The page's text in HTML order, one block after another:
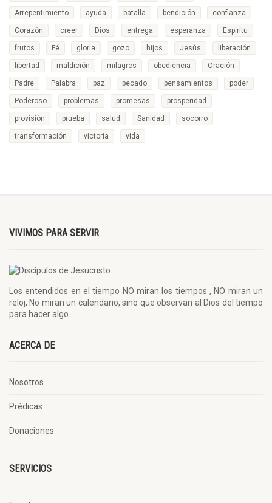
Arrepentimiento ayuda batalla bendición confianza
Corazón creer Dios entrega esperanza Espíritu
frutos Fé gloria gozo hijos Jesús liberación
libertad maldición milagros obediencia Oración
Padre Palabra paz pecado pensamientos poder
Poderoso problemas promesas prosperidad
provisión prueba salud Sanidad socorro
transformación victoria vida
VIVIMOS PARA SERVIR
Los entendidos en el tiempo NO miran los tiempos , NO miran un
reloj, No miran un calendario, sino que observan al Dios del tiempo
para hacer algo.
ACERCA DE
Nosotros
Prédicas
Donaciones
SERVICIOS